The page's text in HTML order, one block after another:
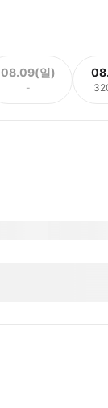
08.09(일)
-